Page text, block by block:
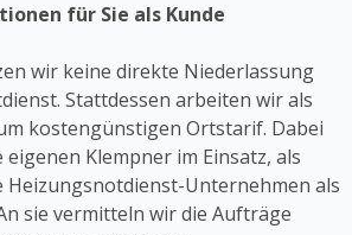
für Sie als Kunde
wir keine direkte Niederlassung
Stattdessen arbeiten wir als
kostengünstigen Ortstarif. Dabei
Klempner im Einsatz, als
Heizungsnotdienst-Unternehmen als
sie vermitteln wir die Aufträge